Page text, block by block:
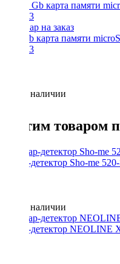
128 Gb карта памяти
400023
Нет в наличии
С этим товаром
радар-детектор Sho-me
Нет в наличии
радар-детектор NEOLINE